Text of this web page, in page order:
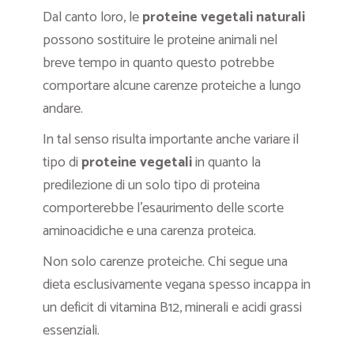
Dal canto loro, leproteine vegetali naturali
possono sostituire le proteine animali nel
breve tempo in quanto questo potrebbe
comportare alcune carenze proteiche a lungo
andare.
In tal senso risulta importante anche variare il
tipo di proteine vegetaliin quanto la
predilezione di un solo tipo di proteina
comporterebbe l’esaurimento delle scorte
aminoacidiche e una carenza proteica.
Non solo carenze proteiche. Chi segue una
dieta esclusivamente vegana spesso incappa in
un deficit di vitamina B12, minerali e acidi grassi
essenziali.